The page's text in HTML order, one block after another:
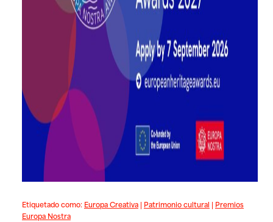
Etiquetado como: Europa Creativa| Patrimonio cultural | Premios
Europa Nostra